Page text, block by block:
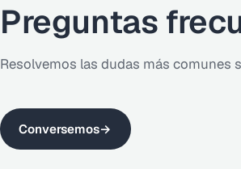
Preguntas
Resolvemos las dudas más comunes
Conversemos→